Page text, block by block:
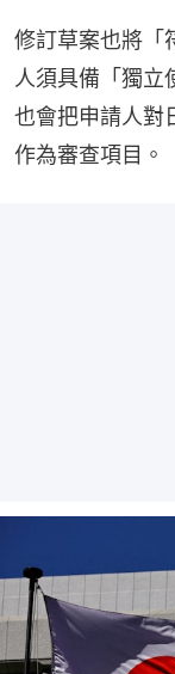
修訂草案也將「
人須具備「獨立
也會把申請人對
作為審查項目。